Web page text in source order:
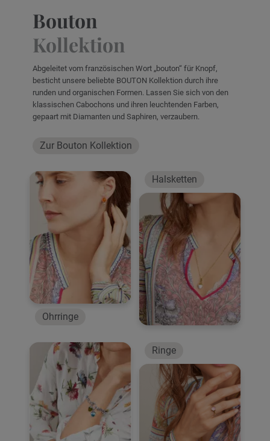
Bouton
Kollektion
Abgeleitet vom französischen Wort „bouton“ für Knopf,
besticht unsere beliebte BOUTON Kollektion durch ihre
runden und organischen Formen. Lassen Sie sich von den
klassischen Cabochons und ihren leuchtenden Farben,
gepaart mit Diamanten und Saphiren, verzaubern.
Zur Bouton Kollektion
Ohrringe
Halsketten
Ringe